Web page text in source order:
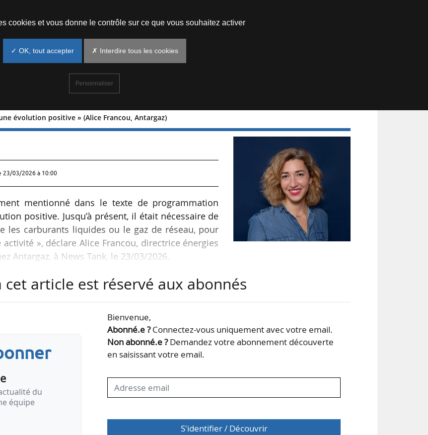
évolution positive » (Alice Francou, Antargaz)
est une évolution positive » (Alice
23/03/2026 à 10:00
mentionné dans le texte de programmation
positive. Jusqu’à présent, il était nécessaire de
les carburants liquides ou le gaz de réseau, pour
», déclare Alice Francou, directrice énergies
Antargaz, à News Tank, le 23/03/2026.
des biocarburants dans le texte est également
car il représente une part non négligeable de
cet article est réservé aux abonnés
du
équipe
Bienvenue,
Abonné.e ?Connectez-vous uniquement avec votre email.
Non abonné.e ?Demandez votre abonnement découverte
en saisissant votre email.
S'identifier / Découvrir
cookies et vous donne le contrôle sur ce que vous souhaitez activer
✓ OK, tout accepter ✗ Interdire tous les cookies
Personnaliser